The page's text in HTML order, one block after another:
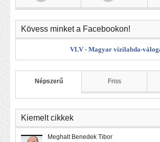
Kövess minket a Facebookon!
VLV - Magyar vízilabda-
Népszerű Friss
Kiemelt cikkek
Meghalt Benedek Tibor